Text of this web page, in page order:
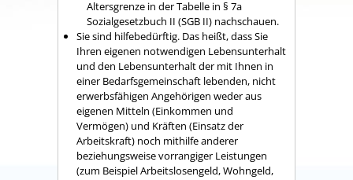
Altersgrenze in der Tabelle in § 7a
Sozialgesetzbuch II (SGB II) nachschauen.
Sie sind hilfebedürftig. Das heißt, dass Sie
Ihren eigenen notwendigen Lebensunterhalt
und den Lebensunterhalt der mit Ihnen in
einer Bedarfsgemeinschaft lebenden, nicht
erwerbsfähigen Angehörigen weder aus
eigenen Mitteln (Einkommen und
Vermögen) und Kräften (Einsatz der
Arbeitskraft) noch mithilfe anderer
beziehungsweise vorrangiger Leistungen
(zum Beispiel Arbeitslosengeld, Wohngeld,